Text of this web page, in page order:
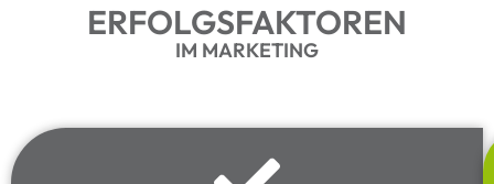
ERFOLGSFAKTOREN
IM MARKETING